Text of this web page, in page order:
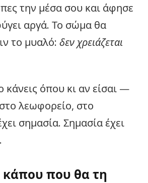
την μέσα σου και άφησε
αργά. Το σώμα θα
το μυαλό: δεν χρειάζεται
κάνεις όπου κι αν είσαι —
λεωφορείο, στο
σημασία. Σημασία έχει
κάπου που θα τη